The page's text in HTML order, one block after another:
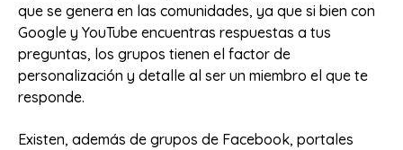
que se genera en las comunidades, ya que si bien con
Google y YouTube encuentras respuestas a tus
preguntas, los grupos tienen el factor de
personalización y detalle al ser un miembro el que te
responde.
Existen, además de grupos de Facebook, portales